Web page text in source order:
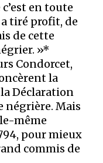
en toute
a tiré profit, de
de cette
»*
Condorcet,
la
Déclaration
négrière. Mais
même
pour mieux
commis de